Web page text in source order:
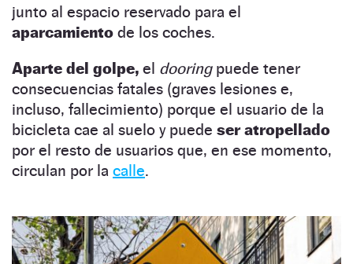
junto al espacio reservado para el
aparcamiento de los coches.
Aparte del golpe, el dooringpuede tener
consecuencias fatales (graves lesiones e,
incluso, fallecimiento) porque el usuario de la
bicicleta cae al suelo y puede ser atropellado
por el resto de usuarios que, en ese momento,
circulan por la calle.